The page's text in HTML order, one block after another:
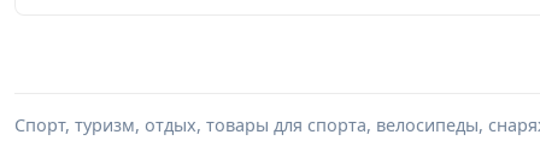
Спорт, туризм, отдых, товары для спорта, велосипеды,